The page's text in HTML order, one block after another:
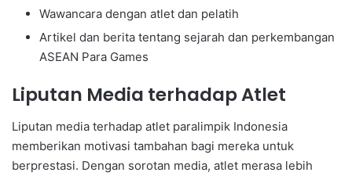
Wawancara dengan atlet dan pelatih
Artikel dan berita tentang sejarah dan perkembangan
ASEAN Para Games
Liputan Media terhadap Atlet
Liputan media terhadap atlet paralimpik Indonesia
memberikan motivasi tambahan bagi mereka untuk
berprestasi. Dengan sorotan media, atlet merasa lebih